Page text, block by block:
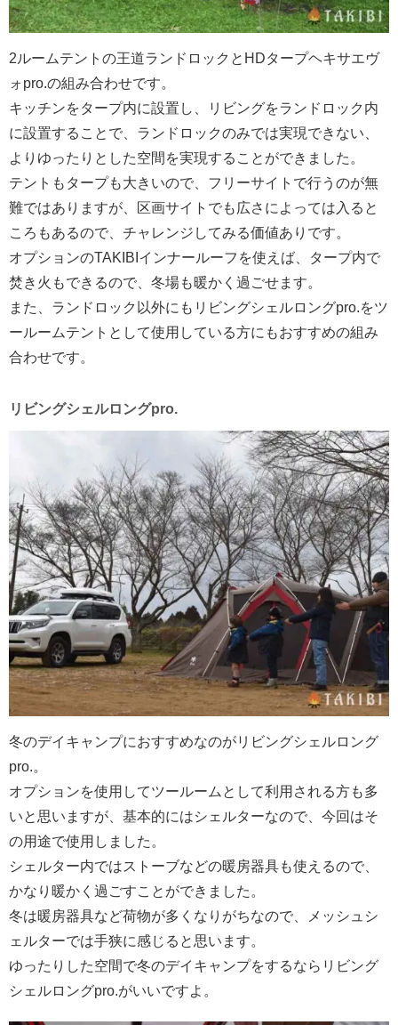
2ルームテントの王道ランドロックとHDタープヘキサエヴ
ォpro.の組み合わせです。
キッチンをタープ内に設置し、リビングをランドロック内
に設置することで、ランドロックのみでは実現できない、
よりゆったりとした空間を実現することができました。
テントもタープも大きいので、フリーサイトで行うのが無
難ではありますが、区画サイトでも広さによっては入ると
ころもあるので、チャレンジしてみる価値ありです。
オプションのTAKIBIインナールーフを使えば、タープ内で
焚き火もできるので、冬場も暖かく過ごせます。
また、ランドロック以外にもリビングシェルロングpro.をツ
ールームテントとして使用している方にもおすすめの組み
合わせです。
リビングシェルロングpro.
冬のデイキャンプにおすすめなのがリビングシェルロング
pro.。
オプションを使用してツールームとして利用される方も多
いと思いますが、基本的にはシェルターなので、今回はそ
の用途で使用しました。
シェルター内ではストーブなどの暖房器具も使えるので、
かなり暖かく過ごすことができました。
冬は暖房器具など荷物が多くなりがちなので、メッシュシ
ェルターでは手狭に感じると思います。
ゆったりした空間で冬のデイキャンプをするならリビング
シェルロングpro.がいいですよ。